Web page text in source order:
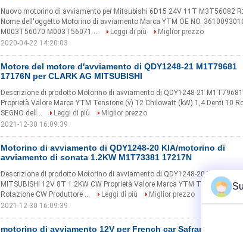
Nuovo motorino di avviamento per Mitsubishi 6D15 24V 11T M3T56082
Nome dell'oggetto Motorino di avviamento Marca YTM OE NO.
M003T56070 M003T56071 ...
Leggi di più
Miglior prezzo
2020-04-22 14:20:03
Motore del motore d'avviamento di QDY1248-21 M1T79681
17176N per CLARK AG MITSUBISHI
Descrizione di prodotto Motorino di avviamento di QDY1248-21
Proprietà Valore Marca YTM Tensione (v) 12 Chilowatt (kW) 1,4 Denti 10
SEGNO dell...
Leggi di più
Miglior prezzo
2021-12-30 16:09:39
Motorino di avviamento di QDY1248-20 KIA/motorino di
avviamento di sonata 1.2KW M1T73381 17217N
Descrizione di prodotto Motorino di avviamento di QDY1248-20 M1T73381
MITSUBISHI 12V 8T 1.2KW CW Proprietà Valore Marca YTM Tensione (v)
Rotazione CW Produttore ...
Leggi di più
Miglior prezzo
2021-12-30 16:09:39
motorino di avviamento 12V per French car Safrane D6RA141